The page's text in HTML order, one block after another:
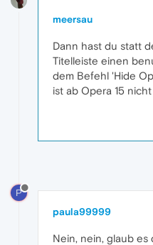
meersau
Dann hast du statt
Titelleiste einen
dem Befehl 'Hide
ist ab Opera 15
P
paula99999
Nein, nein, glaub es